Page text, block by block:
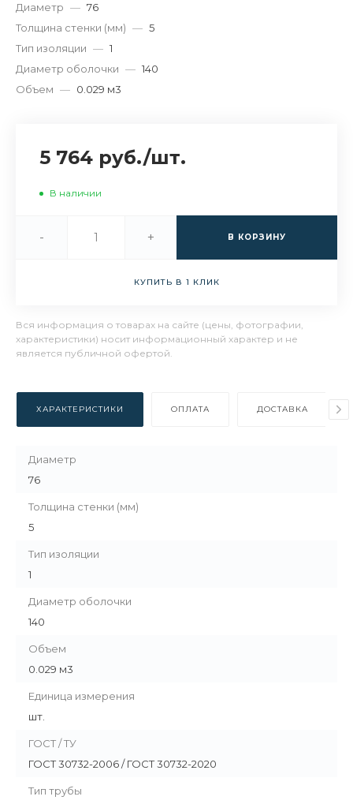
Диаметр — 76
Толщина стенки (мм) — 5
Тип изоляции — 1
Диаметр оболочки — 140
Объем — 0.029 м3
5 764 руб./шт.
В наличии
- + В КОРЗИНУ
КУПИТЬ В 1 КЛИК
Вся информация о товарах на сайте (цены, фотографии,
характеристики) носит информационный характер и не
является публичной офертой.
ХАРАКТЕРИСТИКИ ОПЛАТА ДОСТАВКА
Диаметр
76
Толщина стенки (мм)
5
Тип изоляции
1
Диаметр оболочки
140
Объем
0.029 м3
Единица измерения
шт.
ГОСТ / ТУ
ГОСТ 30732-2006 / ГОСТ 30732-2020
Тип трубы